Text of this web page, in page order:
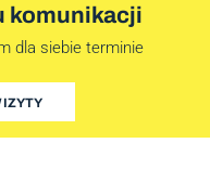
komunikacji
dla siebie terminie